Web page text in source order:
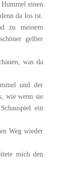
einen
da los ist.
zu meinem
gelber
was da
und der
wie wenn sie
ein
Weg wieder
mich den